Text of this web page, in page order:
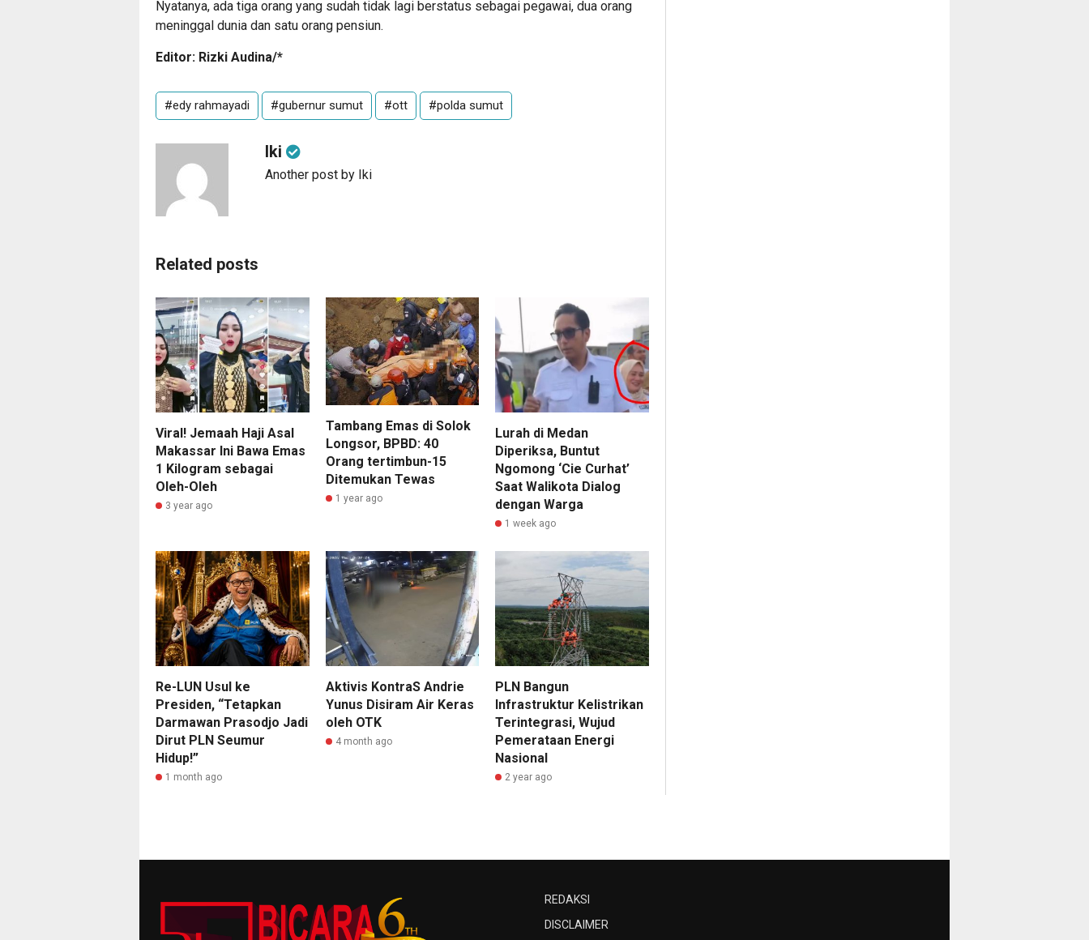
Nyatanya, ada tiga orang yang sudah tidak lagi berstatus sebagai pegawai, dua orang
meninggal dunia dan satu orang pensiun.
Editor: Rizki Audina/*
#edy rahmayadi #gubernur sumut #ott #polda sumut
Iki
Another post by Iki
Related posts
Viral! Jemaah Haji Asal
Makassar Ini Bawa Emas
1 Kilogram sebagai
Oleh-Oleh
3 year ago
Tambang Emas di Solok
Longsor, BPBD: 40
Orang tertimbun-15
Ditemukan Tewas
1 year ago
Lurah di Medan
Diperiksa, Buntut
Ngomong ‘Cie Curhat’
Saat Walikota Dialog
dengan Warga
1 week ago
Re-LUN Usul ke
Presiden, “Tetapkan
Darmawan Prasodjo Jadi
Dirut PLN Seumur
Hidup!”
1 month ago
Aktivis KontraS Andrie
Yunus Disiram Air Keras
oleh OTK
4 month ago
PLN Bangun
Infrastruktur Kelistrikan
Terintegrasi, Wujud
Pemerataan Energi
Nasional
2 year ago
REDAKSI
DISCLAIMER